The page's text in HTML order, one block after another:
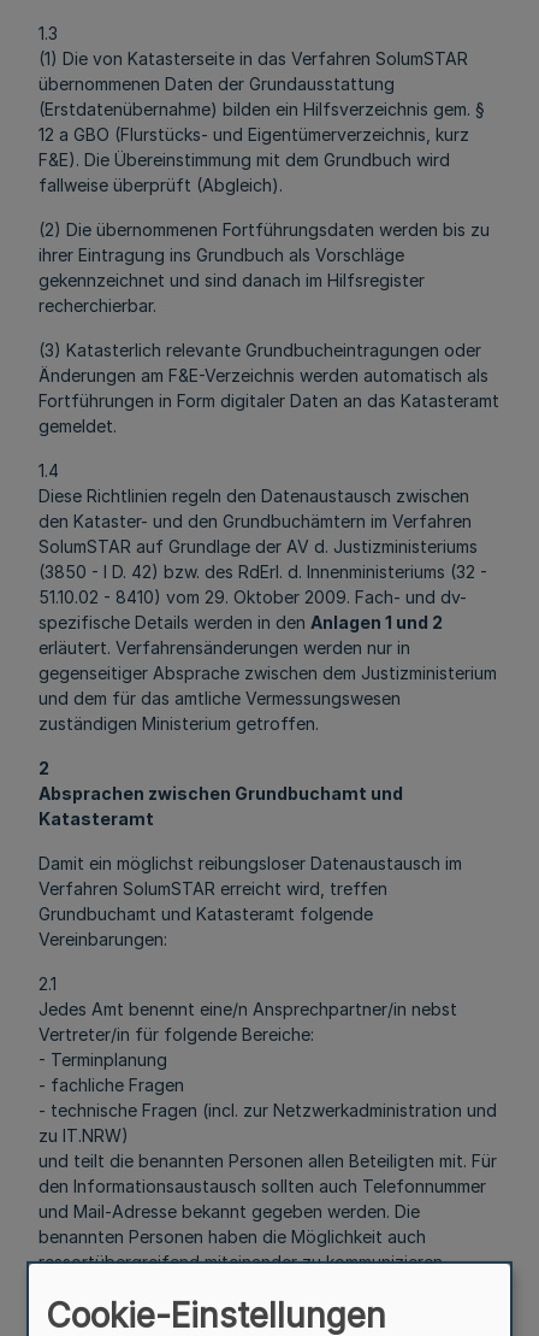
1.3
(1) Die von Katasterseite in das Verfahren SolumSTAR
übernommenen Daten der Grundausstattung
(Erstdatenübernahme) bilden ein Hilfsverzeichnis gem. §
12 a GBO (Flurstücks- und Eigentümerverzeichnis, kurz
F&E). Die Übereinstimmung mit dem Grundbuch wird
fallweise überprüft (Abgleich).
(2) Die übernommenen Fortführungsdaten werden bis zu
ihrer Eintragung ins Grundbuch als Vorschläge
gekennzeichnet und sind danach im Hilfsregister
recherchierbar.
(3) Katasterlich relevante Grundbucheintragungen oder
Änderungen am F&E-Verzeichnis werden automatisch als
Fortführungen in Form digitaler Daten an das Katasteramt
gemeldet.
1.4
Diese Richtlinien regeln den Datenaustausch zwischen
den Kataster- und den Grundbuchämtern im Verfahren
SolumSTAR auf Grundlage der AV d. Justizministeriums
(3850 - I D. 42) bzw. des RdErl. d. Innenministeriums (32 -
51.10.02 - 8410) vom 29. Oktober 2009. Fach- und dv-
spezifische Details werden in den Anlagen 1 und 2
erläutert. Verfahrensänderungen werden nur in
gegenseitiger Absprache zwischen dem Justizministerium
und dem für das amtliche Vermessungswesen
zuständigen Ministerium getroffen.
2
Absprachen zwischen Grundbuchamt und
Katasteramt
Damit ein möglichst reibungsloser Datenaustausch im
Verfahren SolumSTAR erreicht wird, treffen
Grundbuchamt und Katasteramt folgende
Vereinbarungen:
2.1
Jedes Amt benennt eine/n Ansprechpartner/in nebst
Vertreter/in für folgende Bereiche:
- Terminplanung
- fachliche Fragen
- technische Fragen (incl. zur Netzwerkadministration und
zu IT.NRW)
und teilt die benannten Personen allen Beteiligten mit. Für
den Informationsaustausch sollten auch Telefonnummer
und Mail-Adresse bekannt gegeben werden. Die
benannten Personen haben die Möglichkeit auch
ressortübergreifend miteinander zu kommunizieren.
3
Laufender Datenaustausch ab dem Einsatz von
Cookie-Einstellungen